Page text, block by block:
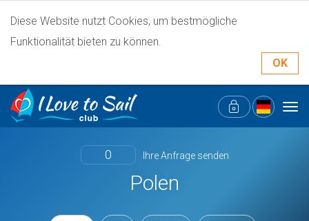
Diese Website nutzt Cookies, um bestmögliche
Funktionalität bieten zu können.
OK
0 Ihre Anfrage senden
Polen